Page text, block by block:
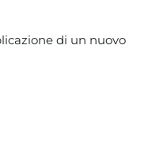
di un nuovo